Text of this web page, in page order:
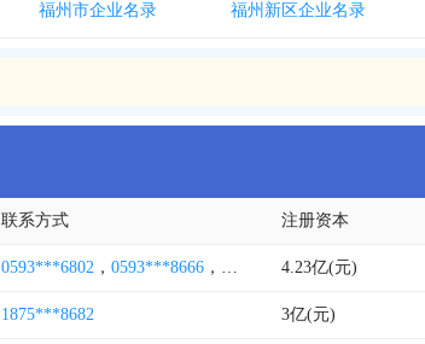
福州市企业名录 福州新区企业名录
联系方式 注册资本
0593***6802 ， 0593***8666 ， 0593***2776，0591****4270
4.23亿(元)
1875***8682 3亿(元)